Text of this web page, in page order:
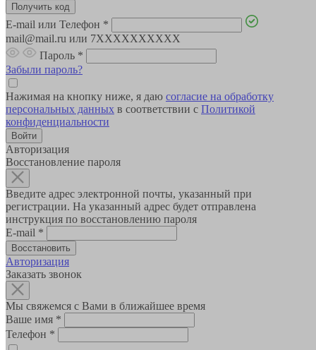
E-mail или Телефон *
mail@mail.ru или 7XXXXXXXXXX
Пароль *
Забыли пароль?
Нажимая на кнопку ниже, я даю согласие на обработку
персональных данных в соответствии с Политикой
конфиденциальности
Авторизация
Восстановление пароля
Введите адрес электронной почты, указанный при
регистрации. На указанный адрес будет отправлена
инструкция по восстановлению пароля
E-mail *
Авторизация
Заказать звонок
Мы свяжемся с Вами в ближайшее время
Ваше имя *
Телефон *